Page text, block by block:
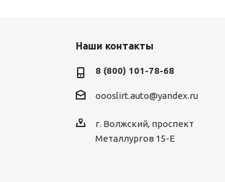
Наши контакты
8 (800) 101-78-68
oooslirt.auto@yandex.ru
г. Волжский, проспект
Металлургов 15-Е